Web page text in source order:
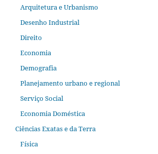
Arquitetura e Urbanismo
Desenho Industrial
Direito
Economia
Demografia
Planejamento urbano e regional
Serviço Social
Economia Doméstica
Ciências Exatas e da Terra
Física